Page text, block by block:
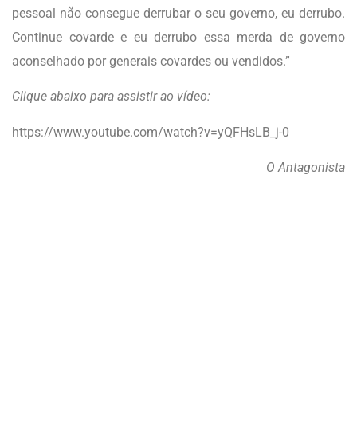
pessoal não consegue derrubar o seu governo, eu derrubo.
Continue covarde e eu derrubo essa merda de governo
aconselhado por generais covardes ou vendidos.”
Clique abaixo para assistir ao vídeo:
https://www.youtube.com/watch?v=yQFHsLB_j-0
O Antagonista